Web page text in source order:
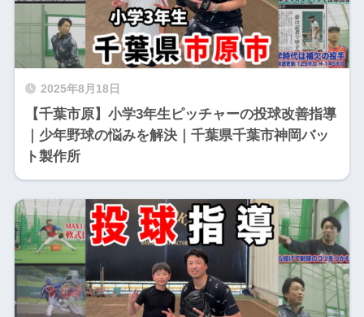
2025年8月18日
【千葉市原】小学3年生ピッチャーの投球改善指導
｜少年野球の悩みを解決｜千葉県千葉市神岡バッ
ト製作所